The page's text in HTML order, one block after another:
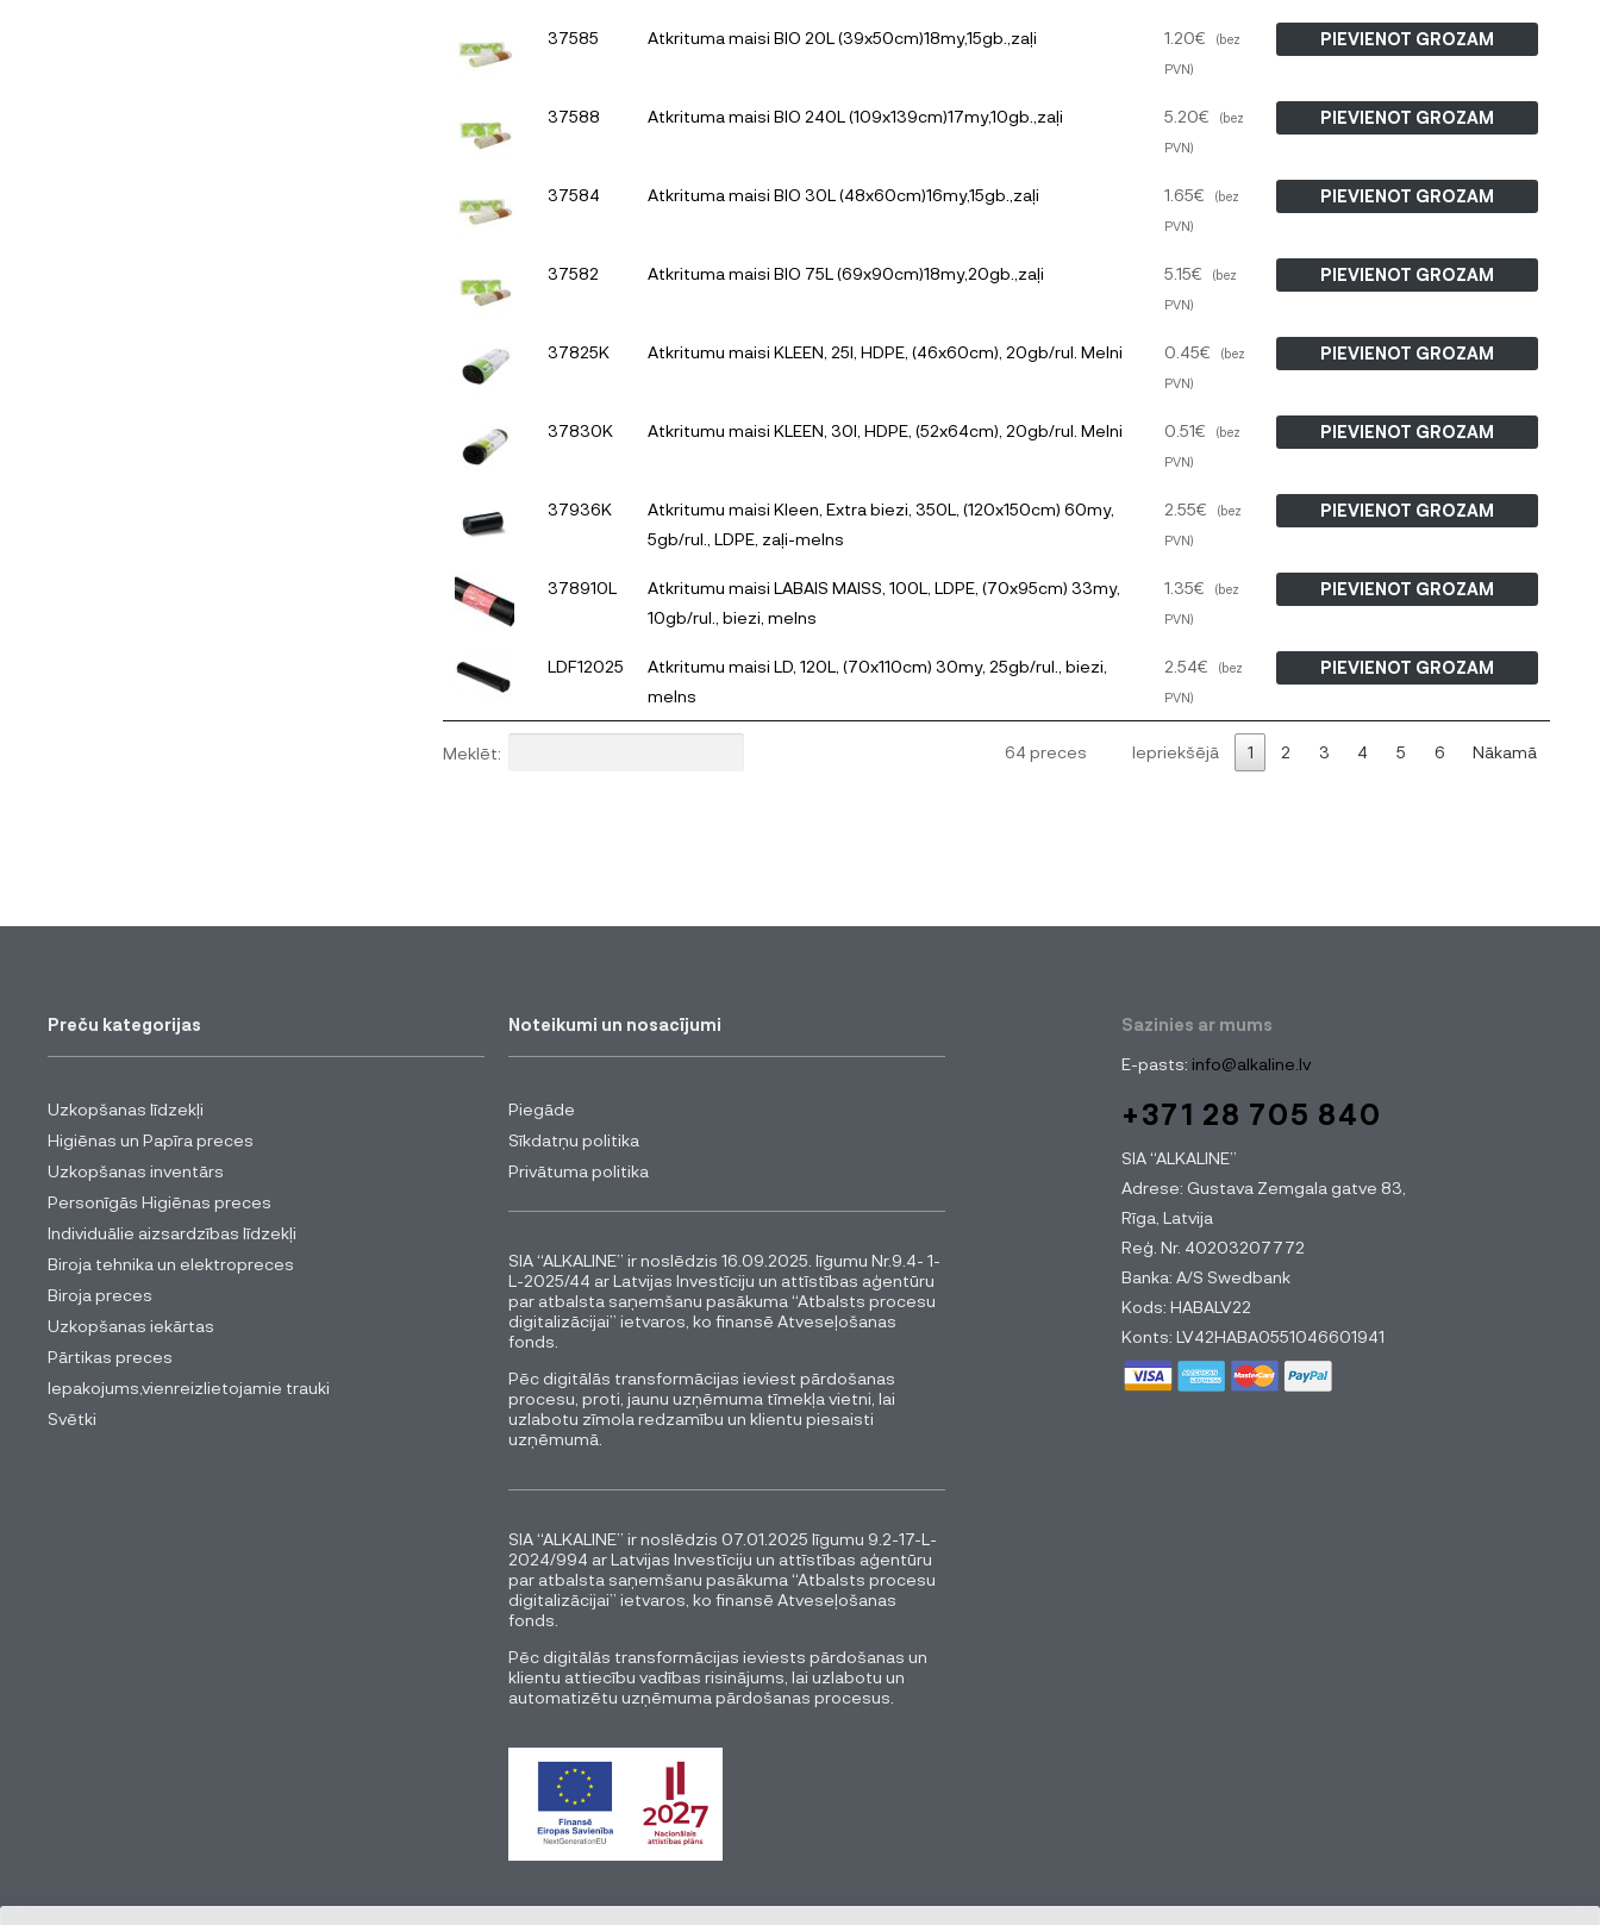
37585 Atkrituma maisi BIO 20L (39x50cm)18my,15gb.,zaļi 1.20€
(bez
PVN)
PIEVIENOT GROZAM
37588 Atkrituma maisi BIO 240L (109x139cm)17my,10gb.,zaļi 5.20€
(bez
PVN)
PIEVIENOT GROZAM
37584 Atkrituma maisi BIO 30L (48x60cm)16my,15gb.,zaļi 1.65€
(bez
PVN)
PIEVIENOT GROZAM
37582 Atkrituma maisi BIO 75L (69x90cm)18my,20gb.,zaļi 5.15€
(bez
PVN)
PIEVIENOT GROZAM
37825K Atkritumu maisi KLEEN, 25l, HDPE, (46x60cm), 20gb/rul. Melni 0.45€
(bez
PVN)
PIEVIENOT GROZAM
37830K Atkritumu maisi KLEEN, 30l, HDPE, (52x64cm), 20gb/rul. Melni 0.51€
(bez
PVN)
PIEVIENOT GROZAM
37936K
Atkritumu maisi Kleen, Extra biezi, 350L, (120x150cm) 60my,
5gb/rul., LDPE, zaļi-melns
2.55€
(bez
PVN)
PIEVIENOT GROZAM
378910L
Atkritumu maisi LABAIS MAISS, 100L, LDPE, (70x95cm) 33my,
10gb/rul., biezi, melns
1.35€
(bez
PVN)
PIEVIENOT GROZAM
LDF12025
Atkritumu maisi LD, 120L, (70x110cm) 30my, 25gb/rul., biezi,
melns
2.54€
(bez
PVN)
PIEVIENOT GROZAM
Meklēt: 64 preces Iepriekšējā 1 2 3 4 5 6 Nākamā
Preču kategorijas
Uzkopšanas līdzekļi
Higiēnas un Papīra preces
Uzkopšanas inventārs
Personīgās Higiēnas preces
Individuālie aizsardzības līdzekļi
Biroja tehnika un elektropreces
Biroja preces
Uzkopšanas iekārtas
Pārtikas preces
Iepakojums,vienreizlietojamie trauki
Svētki
Noteikumi un nosacījumi
Piegāde
Sīkdatņu politika
Privātuma politika
SIA “ALKALINE” ir noslēdzis 16.09.2025. līgumu Nr.9.4- 1-
L-2025/44 ar Latvijas Investīciju un attīstības aģentūru
par atbalsta saņemšanu pasākuma “Atbalsts procesu
digitalizācijai” ietvaros, ko finansē Atveseļošanas
fonds.
Pēc digitālās transformācijas ieviest pārdošanas
procesu, proti, jaunu uzņēmuma tīmekļa vietni, lai
uzlabotu zīmola redzamību un klientu piesaisti
uzņēmumā.
SIA “ALKALINE” ir noslēdzis 07.01.2025 līgumu 9.2-17-L-
2024/994 ar Latvijas Investīciju un attīstības aģentūru
par atbalsta saņemšanu pasākuma “Atbalsts procesu
digitalizācijai” ietvaros, ko finansē Atveseļošanas
fonds.
Pēc digitālās transformācijas ieviests pārdošanas un
klientu attiecību vadības risinājums, lai uzlabotu un
automatizētu uzņēmuma pārdošanas procesus.
Sazinies ar mums
E-pasts: info@alkaline.lv
+371 28 705 840
SIA “ALKALINE”
Adrese: Gustava Zemgala gatve 83,
Rīga, Latvija
Reģ. Nr. 40203207772
Banka: A/S Swedbank
Kods: HABALV22
Konts: LV42HABA0551046601941